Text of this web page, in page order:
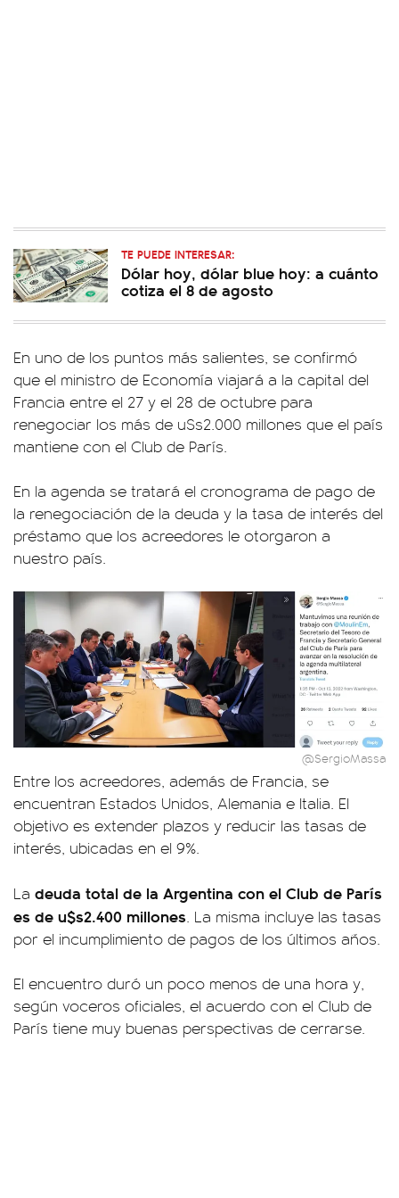
TE PUEDE INTERESAR:
Dólar hoy, dólar blue hoy: a cuánto
cotiza el 8 de agosto
En uno de los puntos más salientes, se confirmó
que el ministro de Economía viajará a la capital del
Francia entre el 27 y el 28 de octubre para
renegociar los más de u$s2.000 millones que el país
mantiene con el Club de París.
En la agenda se tratará el cronograma de pago de
la renegociación de la deuda y la tasa de interés del
préstamo que los acreedores le otorgaron a
nuestro país.
@SergioMassa
Entre los acreedores, además de Francia, se
encuentran Estados Unidos, Alemania e Italia. El
objetivo es extender plazos y reducir las tasas de
interés, ubicadas en el 9%.
La deuda total de la Argentina con el Club de París
es de u$s2.400 millones . La misma incluye las tasas
por el incumplimiento de pagos de los últimos años.
El encuentro duró un poco menos de una hora y,
según voceros oficiales, el acuerdo con el Club de
París tiene muy buenas perspectivas de cerrarse.